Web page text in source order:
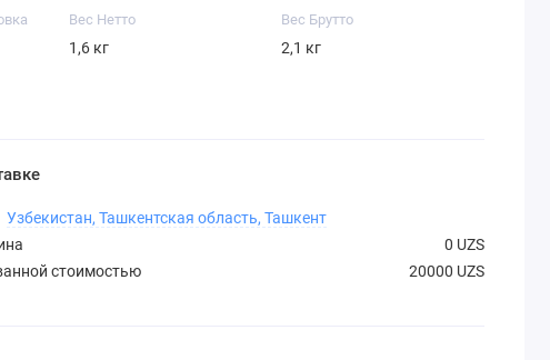
Вес Нетто
1,6 кг
Вес Брутто
2,1 кг
Узбекистан, Ташкентская область, Ташкент
0 UZS
стоимостью
20000 UZS